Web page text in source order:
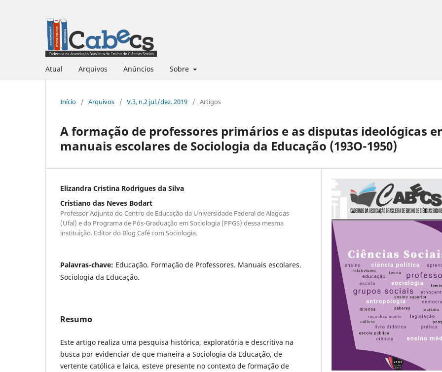
Atual Arquivos Anúncios Sobre
Início / Arquivos / V.3, n.2 jul./dez. 2019 / Artigos
A formação de professores primários e as disputas ideológicas
manuais escolares de Sociologia da Educação (193O-1950)
Elizandra Cristina Rodrigues da Silva
Cristiano das Neves Bodart
Professor Adjunto do Centro de Educação da Universidade Federal de Alagoas
(Ufal) e do Programa de Pós-Graduação em Sociologia (PPGS) dessa mesma
instituição. Editor do Blog Café com Sociologia.
Palavras-chave: Educação. Formação de Professores. Manuais escolares.
Sociologia da Educação.
Resumo
Este artigo realiza uma pesquisa histórica, exploratória e descritiva na
busca por evidenciar de que maneira a Sociologia da Educação, de
vertente católica e laica, esteve presente no contexto de formação de